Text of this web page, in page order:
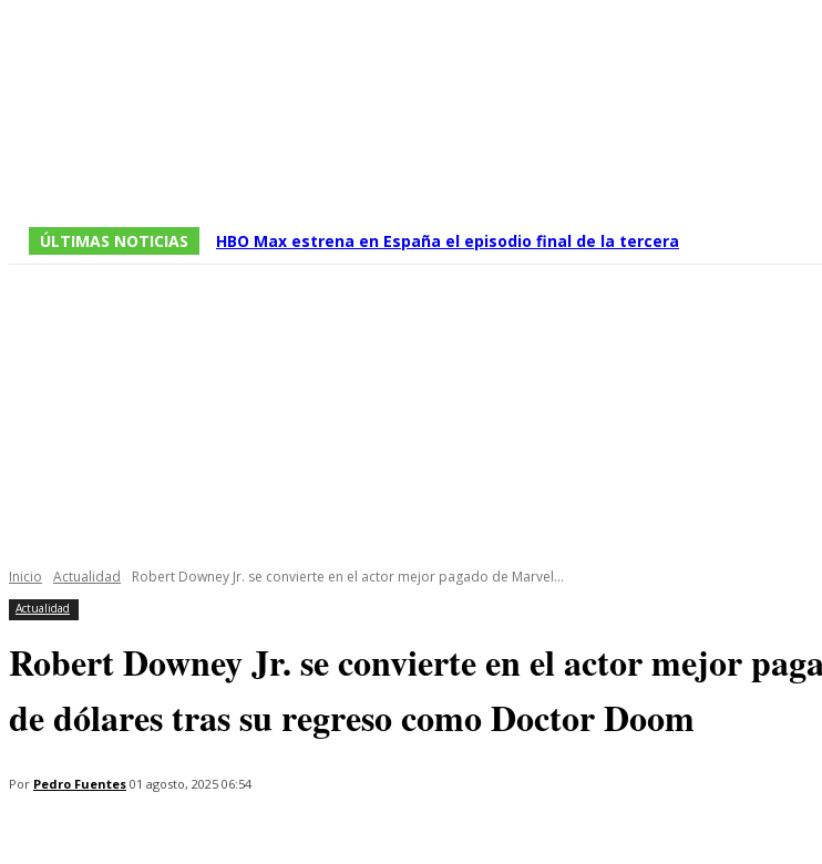
ÚLTIMAS NOTICIAS
HBO Max estrena en España el episodio final de la tercera
Inicio Actualidad Robert Downey Jr. se convierte en el actor mejor pagado de Marvel...
Actualidad
Robert Downey Jr. se convierte en el actor mejor
de dólares tras su regreso como Doctor Doom
Por Pedro Fuentes 01 agosto, 2025 06:54